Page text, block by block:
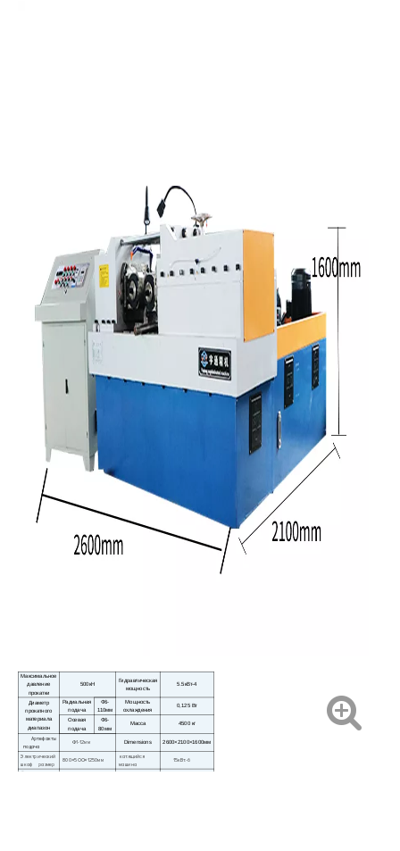
Максимальное
давление
прокатки
500кН
Гидравлическая
мощность
5.5кВт-4
Диаметр
прокатного
материала
диапазон
Радиальная
подача
Φ6-
110мм
Мощность
охлаждения
0,125 Вт
Осевая
подача
Φ6-
80мм
Масса 4500 кг
Артефакты
подача
Φ1-12мм Dimensions 2600×2100×1600мм
Электрический
шкаф размер
800×500×1250мм
катящийся
машина
15кВт-6
Диаметр